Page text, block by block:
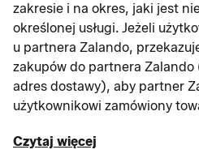
zakresie i na okres, jaki jest
określonej usługi. Jeżeli
u partnera Zalando,
zakupów do partnera
adres dostawy), aby partner
użytkownikowi zamówiony
Czytaj więcej